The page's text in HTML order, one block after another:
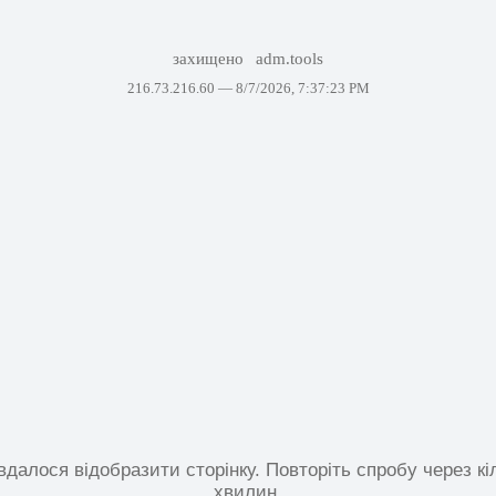
захищено adm.tools
216.73.216.60 — 8/7/2026, 7:37:23 PM
відобразити сторінку. Повторіть спробу через